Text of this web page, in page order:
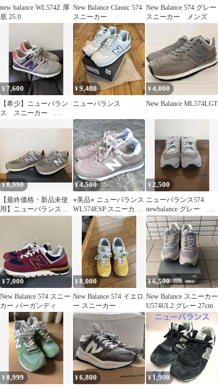
new balance WL574Z 厚
底 25.0
New Balance Classic 574
スニーカー
New Balance 574 グレー
スニーカー メンズ
¥ 7,600
【希少】ニューバラン
ス スニーカー
¥9,480
ニューバランス
¥4,000
New Balance ML574LGT
¥8,990
【最終価格・新品未使
用】ニューバランス
574 スニーカー ベージ
¥4,500
⭐︎美品⭐︎ ニューバランス
WL574ESP スニーカ
ー シューズ ピンク
¥2,500
ニューバランス574
newbalance グレー
23.0cm
¥7,000
New Balance 574 スニー
カー バーガンディ
¥8,000
New Balance 574 イエロ
ー スニーカー
¥6,500
New Balance スニーカー
U574UL2 グレー 27cm
¥8,999 ¥6,800 ¥1,900